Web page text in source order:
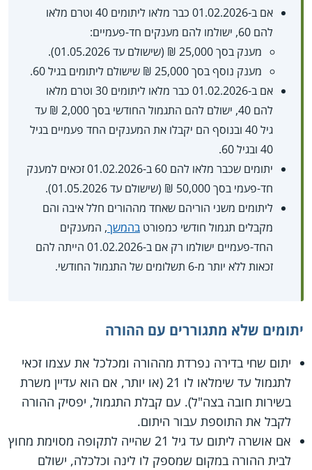
אם ב-01.02.2026 כבר מלאו ליתומים 40 וטרם מלאו
להם 60, ישולמו להם מענקים חד-פעמיים:
מענק בסך 25,000 ₪ (שישולם עד 01.05.2026).
מענק נוסף בסך 25,000 ₪ שישולם ליתומים בגיל 60.
אם ב-01.02.2026 כבר מלאו ליתומים 30 וטרם מלאו
להם 40, ישולם להם התגמול החודשי בסך 2,000 ₪ עד
גיל 40 ובנוסף הם יקבלו את המענקים החד פעמיים בגיל
40 ובגיל 60.
יתומים שכבר מלאו להם 60 ב-01.02.2026 זכאים למענק
חד-פעמי בסך 50,000 ₪ (שישולם עד 01.05.2026).
ליתומים משני הוריהם שאחד מההורים חלל איבה והם
מקבלים תגמול חודשי כמפורט בהמשך, המענקים
החד-פעמיים ישולמו רק אם ב-01.02.2026 הייתה להם
זכאות ללא יותר מ-6 תשלומים של התגמול החודשי.
יתומים שלא מתגוררים עם ההורה
יתום שחי בדירה נפרדת מההורה ומכלכל את עצמו זכאי
לתגמול עד שימלאו לו 21 (או יותר, אם הוא עדיין משרת
בשירות חובה בצה"ל). עם קבלת התגמול, יפסיק ההורה
לקבל את התוספת עבור היתום.
אם אושרה ליתום עד גיל 21 שהייה לתקופה מסוימת מחוץ
לבית ההורה במקום שמספק לו לינה וכלכלה, ישולם